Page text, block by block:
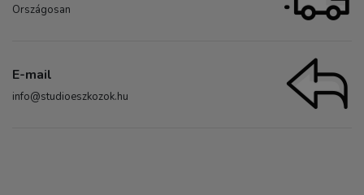
Országosan
E-mail
info@studioeszkozok.hu